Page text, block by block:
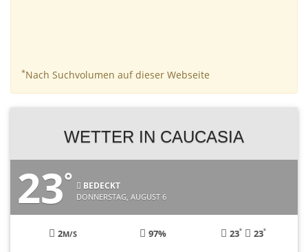
*Nach Suchvolumen auf dieser Webseite
WETTER IN CAUCASIA
23° BEDECKT
DONNERSTAG, AUGUST 6
2M/S 97% 23° 23°